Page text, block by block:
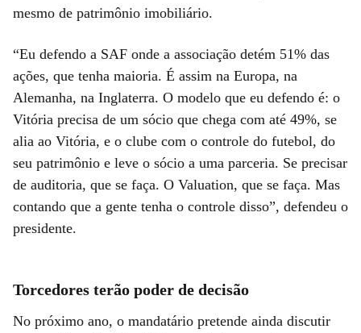
mesmo de patrimônio imobiliário.
“Eu defendo a SAF onde a associação detém 51% das
ações, que tenha maioria. É assim na Europa, na
Alemanha, na Inglaterra. O modelo que eu defendo é: o
Vitória precisa de um sócio que chega com até 49%, se
alia ao Vitória, e o clube com o controle do futebol, do
seu patrimônio e leve o sócio a uma parceria. Se precisar
de auditoria, que se faça. O Valuation, que se faça. Mas
contando que a gente tenha o controle disso”, defendeu o
presidente.
Torcedores terão poder de decisão
No próximo ano, o mandatário pretende ainda discutir